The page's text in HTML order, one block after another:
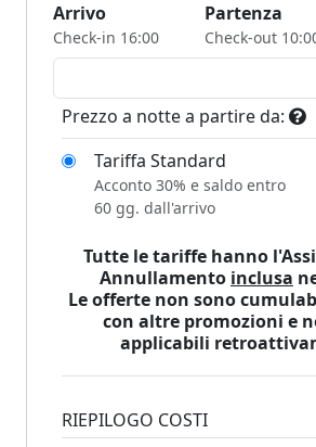
Arrivo
Check-in 16:00
Partenza
Check-out
Prezzo a notte a partire da:
Tariffa Standard
Acconto 30% e saldo entro
60 gg. dall'arrivo
Tutte le tariffe hanno
Annullamento inclusa
Le offerte non sono
con altre promozioni e
applicabili
RIEPILOGO COSTI